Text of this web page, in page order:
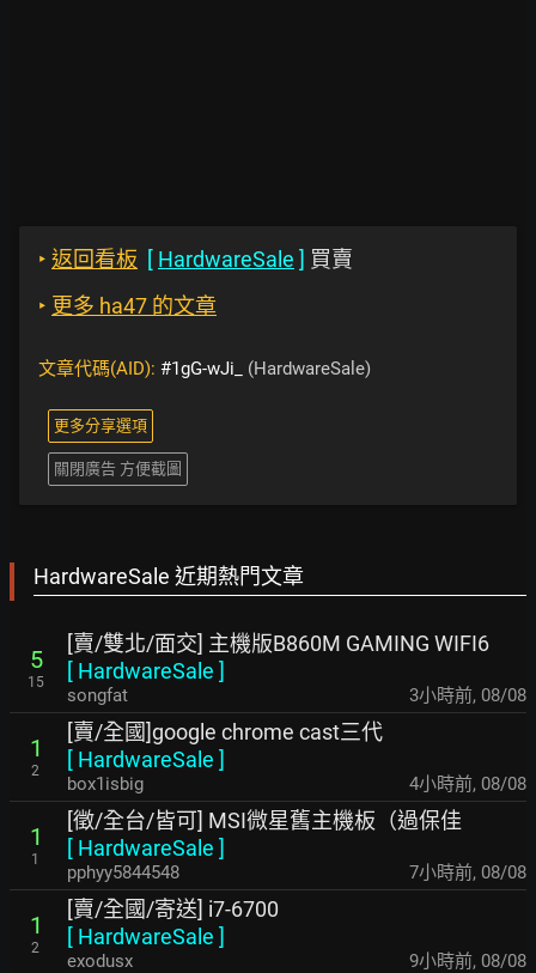
‣ 返回看板 [ HardwareSale ] 買賣
‣ 更多 ha47 的文章
文章代碼(AID): #1gG-wJi_ (HardwareSale)
更多分享選項
關閉廣告 方便截圖
HardwareSale 近期熱門文章
5
15
[賣/雙北/面交] 主機版B860M GAMING WIFI6
[ HardwareSale ]
songfat 3小時前, 08/08
1
2
[賣/全國]google chrome cast三代
[ HardwareSale ]
box1isbig 4小時前, 08/08
1
1
[徵/全台/皆可] MSI微星舊主機板（過保佳
[ HardwareSale ]
pphyy5844548 7小時前, 08/08
1
2
[賣/全國/寄送] i7-6700
[ HardwareSale ]
exodusx 9小時前, 08/08